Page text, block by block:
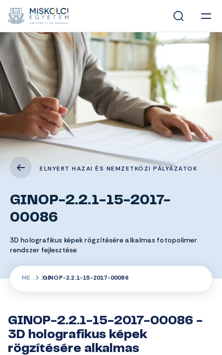
ELNYERT HAZAI ÉS NEMZETKÖZI PÁLYÁZATOK
GINOP-2.2.1-15-2017-
00086
3D holografikus képek rögzítésére alkalmas fotopolimer
rendszer fejlesztése
ME GINOP-2.2.1-15-2017-00086
GINOP-2.2.1-15-2017-00086 -
3D holografikus képek
rögzítésére alkalmas